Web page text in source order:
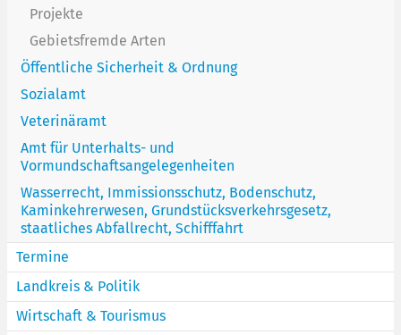
Projekte
Gebietsfremde Arten
Öffentliche Sicherheit & Ordnung
Sozialamt
Veterinäramt
Amt für Unterhalts- und
Vormundschaftsangelegenheiten
Wasserrecht, Immissionsschutz, Bodenschutz,
Kaminkehrerwesen, Grundstücksverkehrsgesetz,
staatliches Abfallrecht, Schifffahrt
Termine
Landkreis & Politik
Wirtschaft & Tourismus